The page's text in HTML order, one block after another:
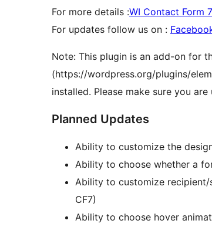
For more details :WI Contact Form
For updates follow us on :
Note: This plugin is an add-on for
(https://wordpress.org/plugins/
installed. Please make sure you
Planned Updates
Ability to customize the
Ability to choose whether a
Ability to customize
CF7)
Ability to choose hover